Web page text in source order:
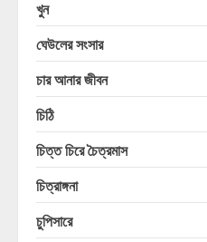
খুন
ঘেউলের সংসার
চার আনার জীবন
চিঠি
চিত্ত চিরে চৈত্রমাস
চিত্রাঙ্গনা
চুপিসারে